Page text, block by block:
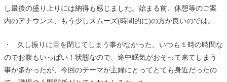
し最後の盛り上りには納得も感じました。始まる前、休憩等のご案
内のアナウンス、もう少しスムーズ(時間的に)の方が良いのでは。
・ 久し振りに目を閉じてしまう事がなかった。いつも１時の時間な
のでお腹もいっぱい！状態なので、途中眠気がおそって来てしまう
事が多かったが、今回のテーマが主婦にとってとても身近だったの